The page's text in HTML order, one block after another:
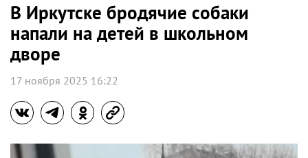
В Иркутске бродячие собаки
напали на детей в школьном
дворе
17 ноября 2025 16:22